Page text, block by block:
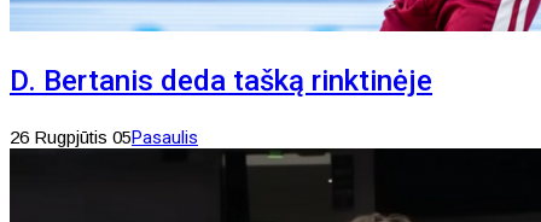
D. Bertanis deda tašką rinktinėje
26 Rugpjūtis 05Pasaulis